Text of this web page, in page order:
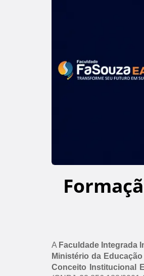
AFaculdade Integrada
Ministério da Educação